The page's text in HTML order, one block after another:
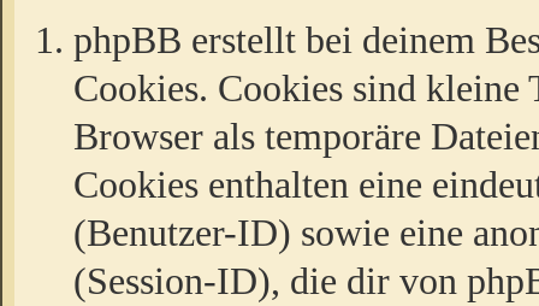
phpBB erstellt bei deinem
Cookies. Cookies sind kleine
Browser als temporäre
Cookies enthalten eine
(Benutzer-ID) sowie eine
(Session-ID), die dir von